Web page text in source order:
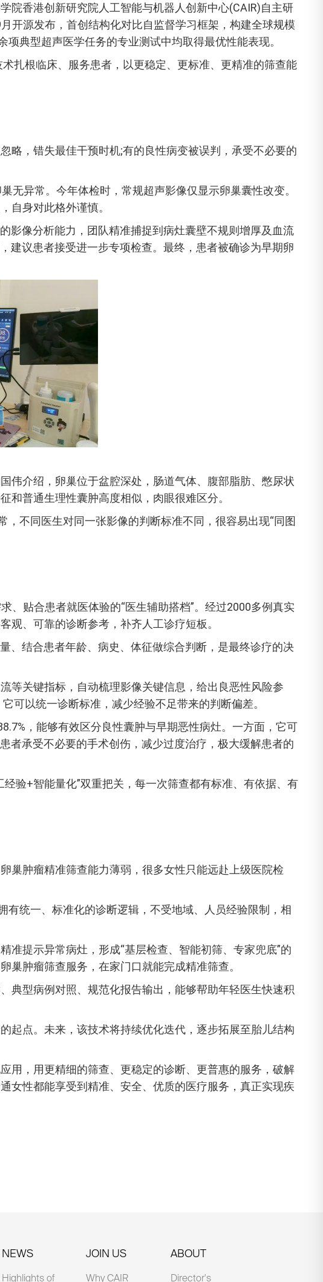
院香港创新研究院人工智能与机器人创新中心(CAIR)自主研
开源发布，首创结构化对比自监督学习框架，构建全球规模
典型超声医学任务的专业测试中均取得最优性能表现。
扎根临床、服务患者，以更稳定、更标准、更精准的筛查能
略，错失最佳干预时机;有的良性病变被误判，承受不必要的
异常。今年体检时，常规超声影像仅显示卵巢囊性改变。
自身对此格外谨慎。
影像分析能力，团队精准捕捉到病灶囊壁不规则增厚及血流
建议患者接受进一步专项检查。最终，患者被确诊为早期卵
伟介绍，卵巢位于盆腔深处，肠道气体、腹部脂肪、憋尿状
普通生理性囊肿高度相似，肉眼很难区分。
不同医生对同一张影像的判断标准不同，很容易出现“同图
、贴合患者就医体验的“医生辅助搭档”。经过2000多例真实
观、可靠的诊断参考，补齐人工诊疗短板。
、结合患者年龄、病史、体征做综合判断，是最终诊疗的决
等关键指标，自动梳理影像关键信息，给出良恶性风险参
可以统一诊断标准，减少经验不足带来的判断偏差。
，能够有效区分良性囊肿与早期恶性病灶。一方面，它可
者承受不必要的手术创伤，减少过度治疗，极大缓解患者的
验+智能量化”双重把关，每一次筛查都有标准、有依据、有
巢肿瘤精准筛查能力薄弱，很多女性只能远赴上级医院检
有统一、标准化的诊断逻辑，不受地域、人员经验限制，相
提示异常病灶，形成“基层检查、智能初筛、专家兜底”的
肿瘤筛查服务，在家门口就能完成精准筛查。
典型病例对照、规范化报告输出，能够帮助年轻医生快速积
起点。未来，该技术将持续优化迭代，逐步拓展至胎儿结构
用，用更精细的筛查、更稳定的诊断、更普惠的服务，破解
女性都能享受到精准、安全、优质的医疗服务，真正实现疾
NEWS
Highlights of
JOIN US
Why CAIR
ABOUT
Director's